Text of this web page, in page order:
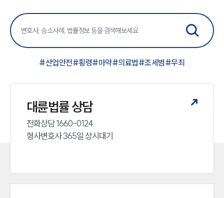
전체
형사전문변호사
법률 블로그
#산업안전#횡령#마약#의료법#조세범#무죄
대륜법률 상담
전화상담 1660-0124
형사변호사 365일 상시대기